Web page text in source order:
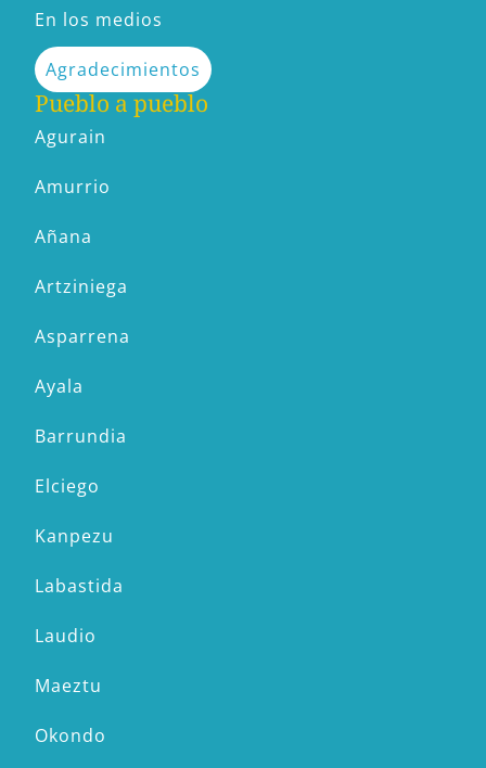
En los medios
Agradecimientos
Pueblo a pueblo
Agurain
Amurrio
Añana
Artziniega
Asparrena
Ayala
Barrundia
Elciego
Kanpezu
Labastida
Laudio
Maeztu
Okondo